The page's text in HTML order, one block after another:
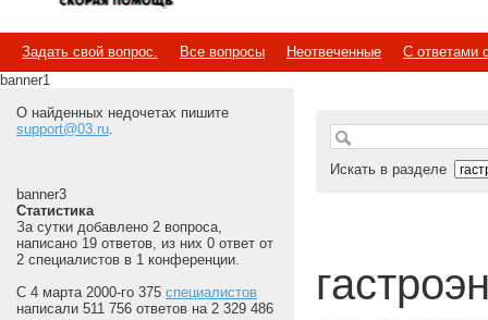
Задать свой вопрос. Все вопросы Неотвеченные
С ответами
banner1
О найденных недочетах пишите
support@03.ru.
banner3
Статистика
За сутки добавлено 2 вопроса,
написано 19 ответов, из них 0 ответ от
2 специалистов в 1 конференции.
С 4 марта 2000-го 375 специалистов
написали 511 756 ответов на 2 329 486
Искать в разделе